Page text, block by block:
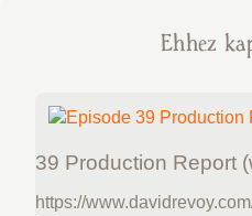
Ehhez
39 Production Report
https://